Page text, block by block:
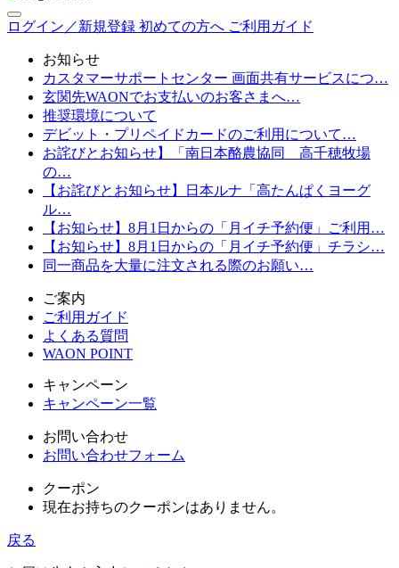
ログイン／新規登録 初めての方へ ご利用ガイド
お知らせ
カスタマーサポートセンター 画面共有サービスにつ…
玄関先WAONでお支払いのお客さまへ…
推奨環境について
デビット・プリペイドカードのご利用について…
お詫びとお知らせ】「南日本酪農協同 高千穂牧場
の…
【お詫びとお知らせ】日本ルナ「高たんぱくヨーグ
ル…
【お知らせ】8月1日からの「月イチ予約便」ご利用…
【お知らせ】8月1日からの「月イチ予約便」チラシ…
同一商品を大量に注文される際のお願い…
ご案内
ご利用ガイド
よくある質問
WAON POINT
キャンペーン
キャンペーン一覧
お問い合わせ
お問い合わせフォーム
クーポン
現在お持ちのクーポンはありません。
戻る